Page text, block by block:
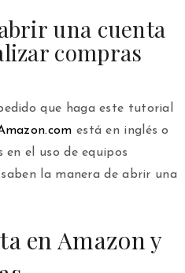
una cuenta
compras
que haga este tutorial
está en inglés o
en el uso de equipos
la manera de abrir una
en Amazon y